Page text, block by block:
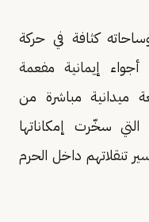
كثافة في حركة
إيمانية مفعمة
ميدانية مباشرة من
التي سخّرت إمكاناتها
تنقلاتهم داخل الحرم